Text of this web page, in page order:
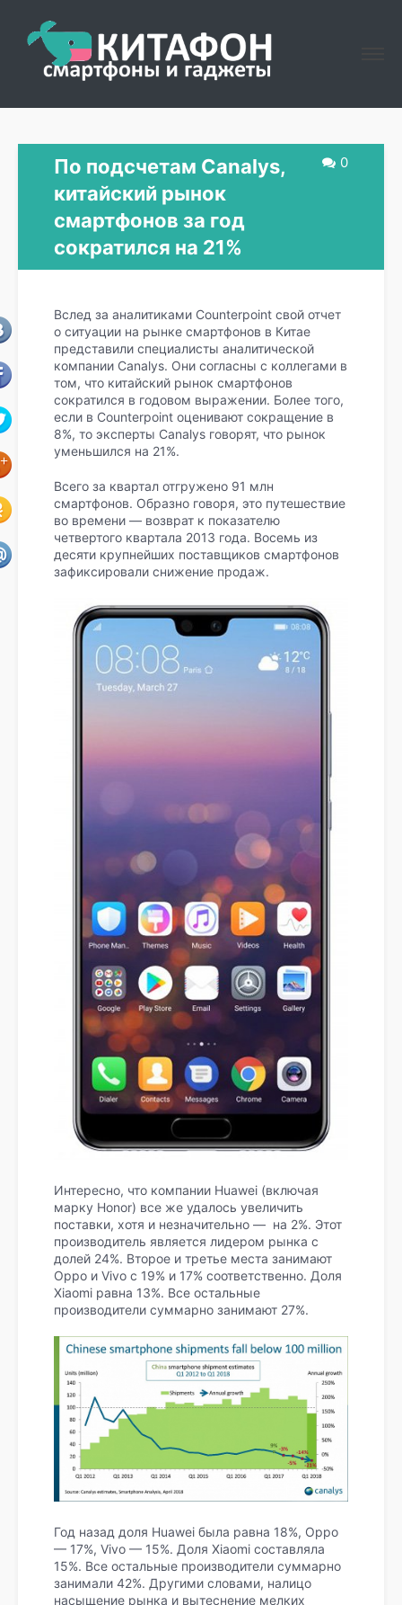
0
По подсчетам Canalys,
китайский рынок
смартфонов за год
сократился на 21%
Вслед за аналитиками Counterpoint свой отчет
о ситуации на рынке смартфонов в Китае
представили специалисты аналитической
компании Canalys. Они согласны с коллегами в
том, что китайский рынок смартфонов
сократился в годовом выражении. Более того,
если в Counterpoint оценивают сокращение в
8%, то эксперты Canalys говорят, что рынок
уменьшился на 21%.
Всего за квартал отгружено 91 млн
смартфонов. Образно говоря, это путешествие
во времени — возврат к показателю
четвертого квартала 2013 года. Восемь из
десяти крупнейших поставщиков смартфонов
зафиксировали снижение продаж.
Интересно, что компании Huawei (включая
марку Honor) все же удалось увеличить
поставки, хотя и незначительно — на 2%. Этот
производитель является лидером рынка с
долей 24%. Второе и третье места занимают
Oppo и Vivo с 19% и 17% соответственно. Доля
Xiaomi равна 13%. Все остальные
производители суммарно занимают 27%.
Год назад доля Huawei была равна 18%, Oppo
— 17%, Vivo — 15%. Доля Xiaomi составляла
15%. Все остальные производители суммарно
занимали 42%. Другими словами, налицо
насыщение рынка и вытеснение мелких